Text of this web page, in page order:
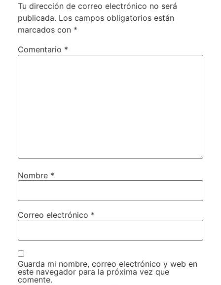
Tu dirección de correo electrónico no será
publicada. Los campos obligatorios están
marcados con *
Comentario *
Nombre *
Correo electrónico *
Guarda mi nombre, correo electrónico y web en
este navegador para la próxima vez que
comente.